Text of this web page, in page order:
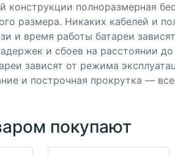
конструкции полноразмерная
размера. Никаких кабелей и
и время работы батареи
и сбоев на расстоянии
зависят от режима
и построчная прокрутка —
покупают